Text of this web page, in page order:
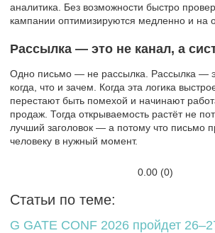
аналитика. Без возможности быстро
кампании оптимизируются медленно и на
Рассылка ― это не канал, а
Одно письмо ― не рассылка. Рассылка ―
когда, что и зачем. Когда эта логика
перестают быть помехой и начинают
продаж. Тогда открываемость растёт не
лучший заголовок ― а потому что письмо
человеку в нужный момент.
0.00 (0)
Статьи по теме:
G GATE CONF 2026 пройдет